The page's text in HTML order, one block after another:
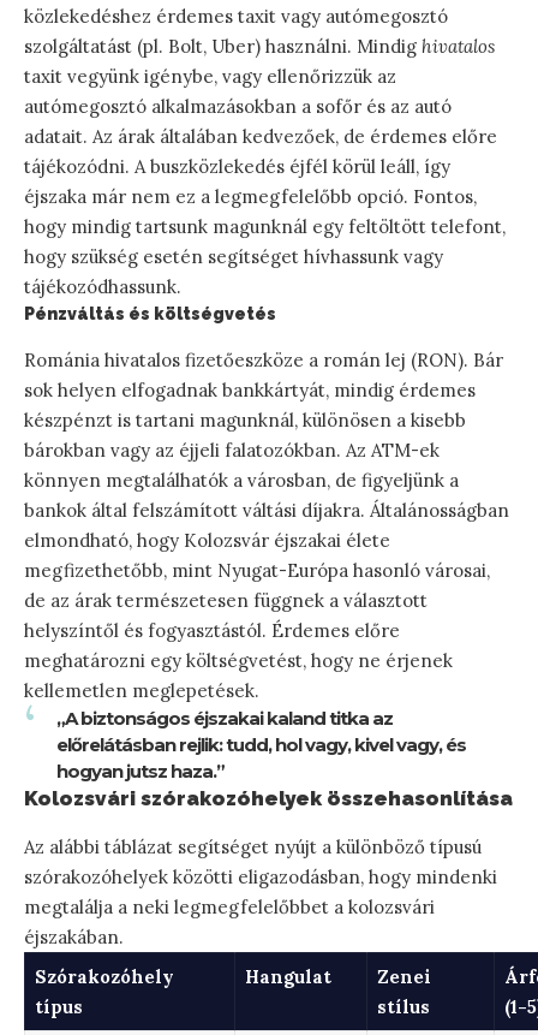
közlekedéshez érdemes taxit vagy autómegosztó
szolgáltatást (pl. Bolt, Uber) használni. Mindig hivatalos
taxit vegyünk igénybe, vagy ellenőrizzük az
autómegosztó alkalmazásokban a sofőr és az autó
adatait. Az árak általában kedvezőek, de érdemes előre
tájékozódni. A buszközlekedés éjfél körül leáll, így
éjszaka már nem ez a legmegfelelőbb opció. Fontos,
hogy mindig tartsunk magunknál egy feltöltött telefont,
hogy szükség esetén segítséget hívhassunk vagy
tájékozódhassunk.
Pénzváltás és költségvetés
Románia hivatalos fizetőeszköze a román lej (RON). Bár
sok helyen elfogadnak bankkártyát, mindig érdemes
készpénzt is tartani magunknál, különösen a kisebb
bárokban vagy az éjjeli falatozókban. Az ATM-ek
könnyen megtalálhatók a városban, de figyeljünk a
bankok által felszámított váltási díjakra. Általánosságban
elmondható, hogy Kolozsvár éjszakai élete
megfizethetőbb, mint Nyugat-Európa hasonló városai,
de az árak természetesen függnek a választott
helyszíntől és fogyasztástól. Érdemes előre
meghatározni egy költségvetést, hogy ne érjenek
kellemetlen meglepetések.
„A biztonságos éjszakai kaland titka az
előrelátásban rejlik: tudd, hol vagy, kivel vagy, és
hogyan jutsz haza.”
Kolozsvári szórakozóhelyek összehasonlítása
Az alábbi táblázat segítséget nyújt a különböző típusú
szórakozóhelyek közötti eligazodásban, hogy mindenki
megtalálja a neki legmegfelelőbbet a kolozsvári
éjszakában.
Szórakozóhely
típus
Hangulat
Zenei
stílus
(1-